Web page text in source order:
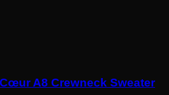
A8 Crewneck Sweater